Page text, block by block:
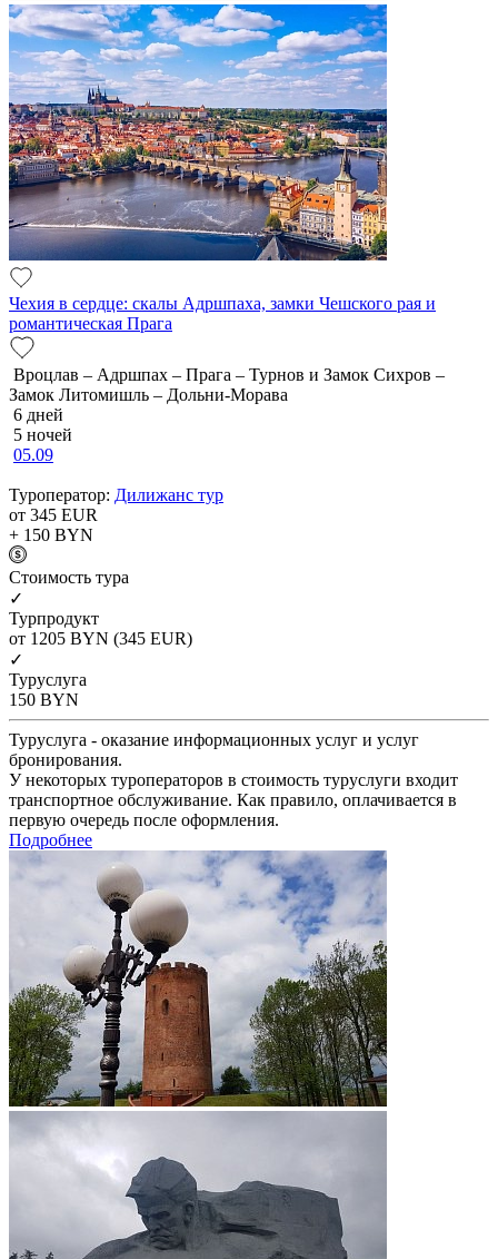
Чехия в сердце: скалы Адршпаха, замки Чешского рая и
романтическая Прага
Вроцлав – Адршпах – Прага – Турнов и Замок Сихров –
Замок Литомишль – Дольни-Морава
6 дней
5 ночей
05.09
Туроператор: Дилижанс тур
от 345 EUR
+ 150 BYN
Cтоимость тура
✓
Турпродукт
от 1205 BYN (345 EUR)
✓
Туруслуга
150 BYN
Туруслуга - оказание информационных услуг и услуг
бронирования.
У некоторых туроператоров в стоимость туруслуги входит
транспортное обслуживание. Как правило, оплачивается в
первую очередь после оформления.
Подробнее